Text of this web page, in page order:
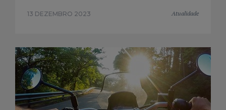
13 DEZEMBRO 2023 Atualidade